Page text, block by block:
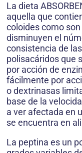
La dieta
aquella que
coloides como son
disminuyen el
consistencia de
polisacáridos que
por acción de
fácilmente por
o dextrinasas
base de la
a ver afectada en
se encuentra en
La peptina es un